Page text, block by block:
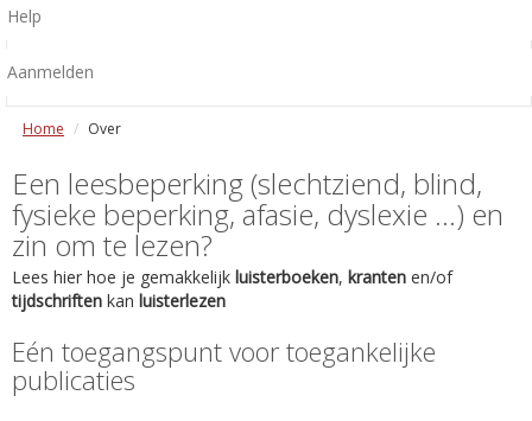
Help
Aanmelden
Home Over
Een leesbeperking (slechtziend, blind,
fysieke beperking, afasie, dyslexie ...) en
zin om te lezen?
Lees hier hoe je gemakkelijk luisterboeken, kranten en/of
tijdschriften kan luisterlezen
Eén toegangspunt voor toegankelijke
publicaties